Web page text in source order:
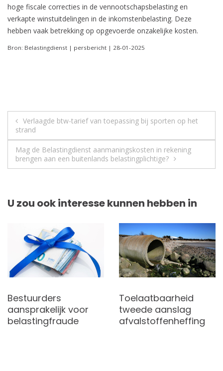
hoge fiscale correcties in de vennootschapsbelasting en
verkapte winstuitdelingen in de inkomstenbelasting. Deze
hebben vaak betrekking op opgevoerde onzakelijke kosten.
Bron: Belastingdienst | persbericht | 28-01-2025
Berichtnavigatie
Verlaagde btw-tarief van toepassing bij sporten op het
strand
Mag de Belastingdienst aanmaningskosten in rekening
brengen aan een buitenlands belastingplichtige?
U zou ook interesse kunnen hebben in
Bestuurders
aansprakelijk voor
belastingfraude
Toelaatbaarheid
tweede aanslag
afvalstoffenheffing